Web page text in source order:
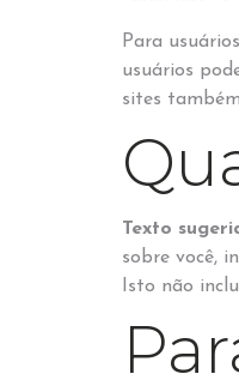
Para
usuários
sites
Texto
sobre você,
Isto não